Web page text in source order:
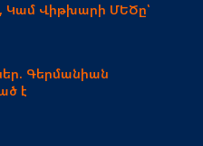
Վիթխարի ՄԵԾը՝
Գերմանիան
է